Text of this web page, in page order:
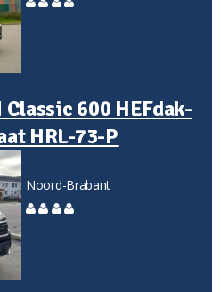
600 HEFdak-
HRL-73-P
Noord-Brabant